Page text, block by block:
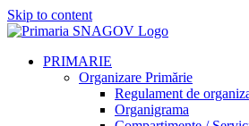
Skip to content
PRIMARIE
Organizare Primărie
Regulament de
Organigrama